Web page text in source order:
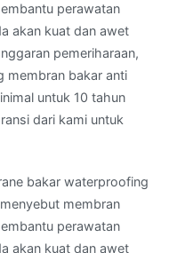
perawatan
akan kuat dan awet
pemeriharaan,
membran bakar anti
untuk 10 tahun
dari kami untuk
bakar waterproofing
membran
perawatan
akan kuat dan awet